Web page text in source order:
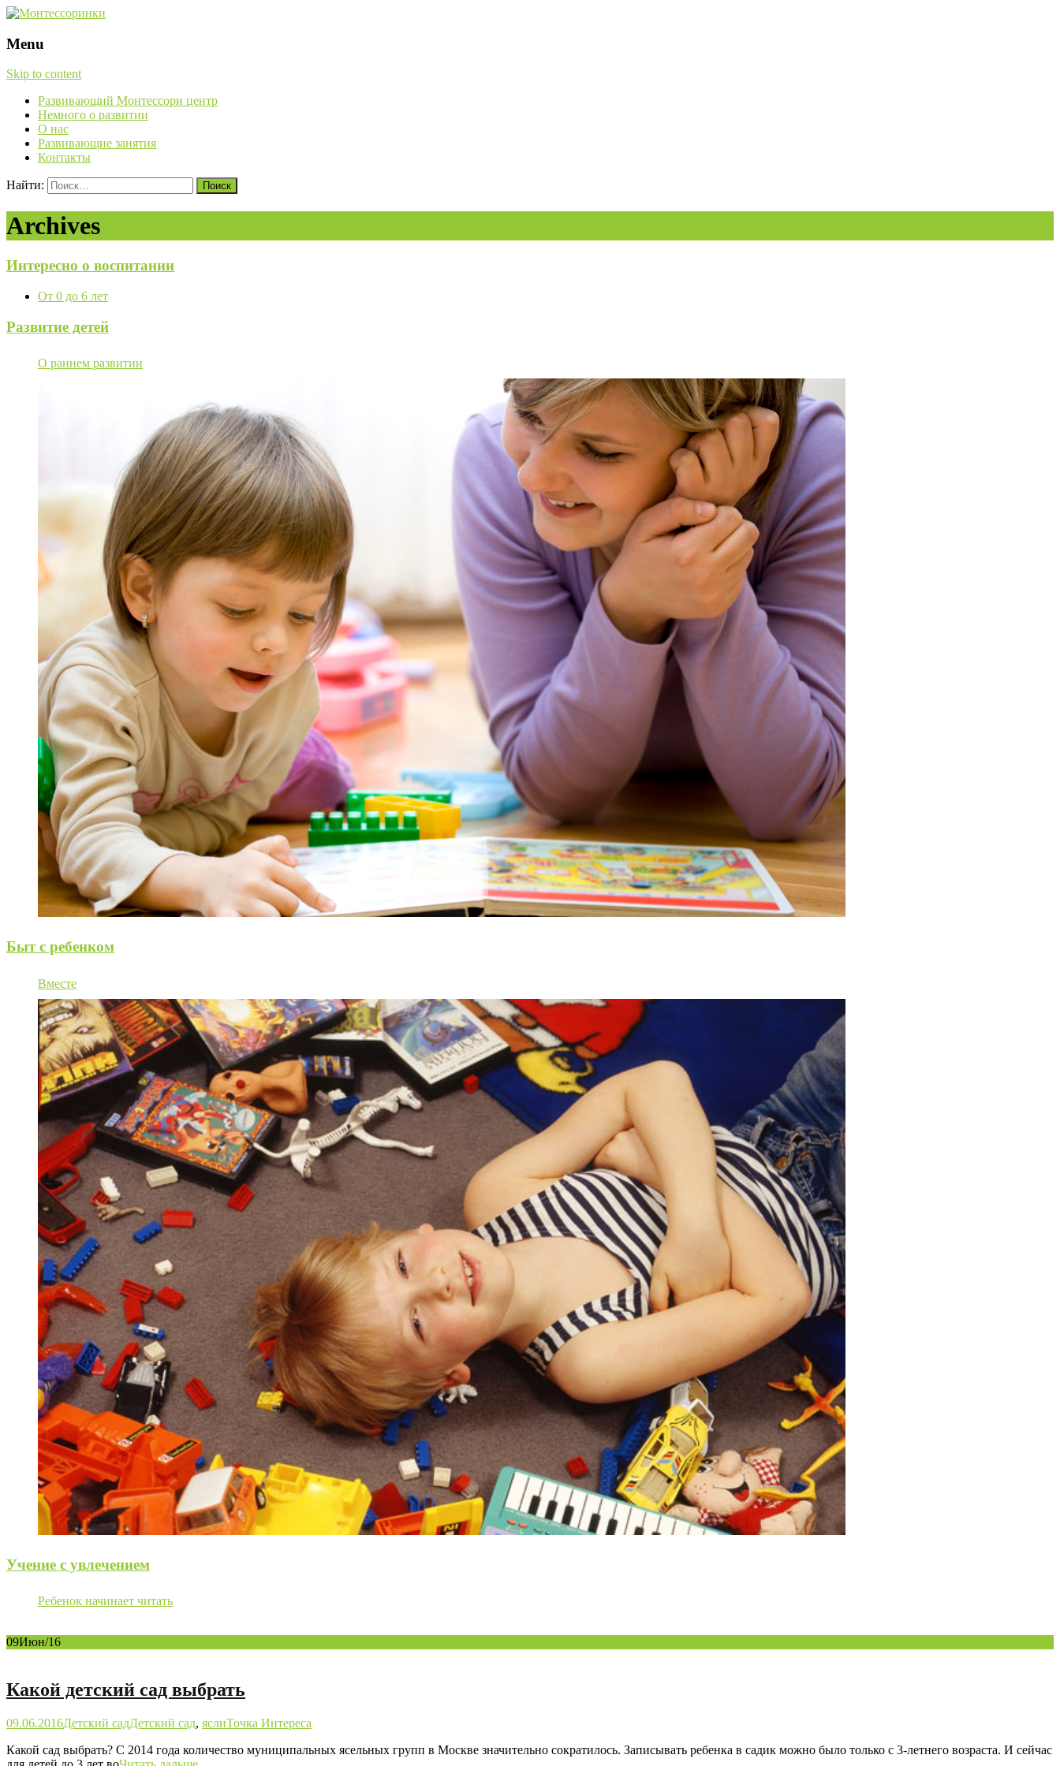
Menu
Skip to content
Развивающий Монтессори центр
Немного о развитии
О нас
Развивающие занятия
Контакты
Найти:
Archives
Интересно о воспитании
От 0 до 6 лет
Развитие детей
О раннем развитии
Быт с ребенком
Вместе
Учение с увлечением
Ребенок начинает читать
09Июн/16
Какой детский сад выбрать
09.06.2016Детский садДетский сад, яслиТочка Интереса
Какой сад выбрать? С 2014 года количество муниципальных ясельных групп в Москве значительно сократилось. Записывать ребенка в садик можно было только с 3-летнего возраста. И сейчас